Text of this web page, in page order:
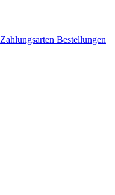
Zahlungsarten Bestellungen